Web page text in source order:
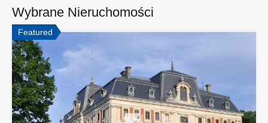
Wybrane Nieruchomości
Featured